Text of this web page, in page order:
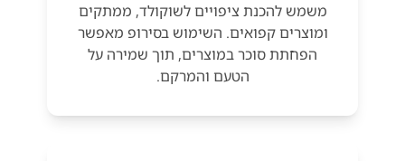
משמש להכנת ציפויים לשוקולד, ממתקים
ומוצרים קפואים. השימוש בסירופ מאפשר
הפחתת סוכר במוצרים, תוך שמירה על
הטעם והמרקם.